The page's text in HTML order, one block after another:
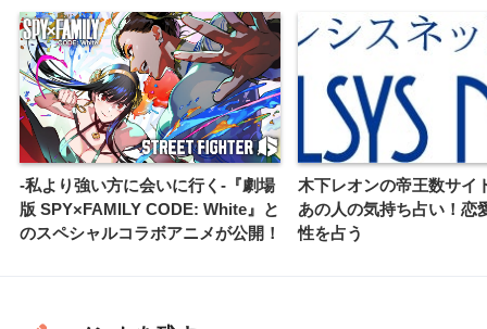
-私より強い方に会いに行く-『劇場
版 SPY×FAMILY CODE: White』と
のスペシャルコラボアニメが公開！
木下レオンの帝王数サイ
あの人の気持ち占い！恋
性を占う